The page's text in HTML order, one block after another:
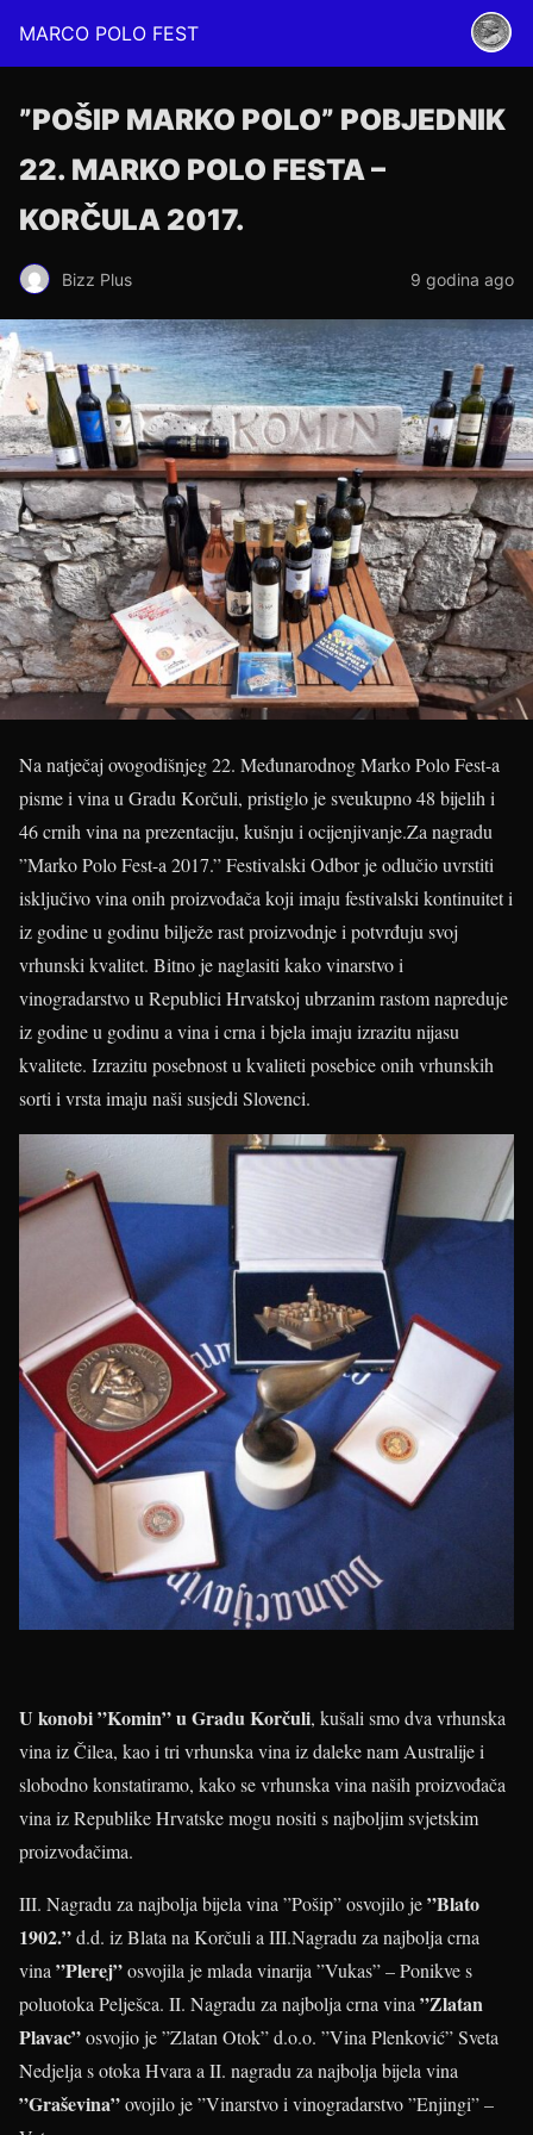
MARCO POLO FEST
”POŠIP MARKO POLO” POBJEDNIK
22. MARKO POLO FESTA –
KORČULA 2017.
Bizz Plus 9 godina ago
Na natječaj ovogodišnjeg 22. Međunarodnog Marko Polo Fest-a
pisme i vina u Gradu Korčuli, pristiglo je sveukupno 48 bijelih i
46 crnih vina na prezentaciju, kušnju i ocijenjivanje.Za nagradu
”Marko Polo Fest-a 2017.” Festivalski Odbor je odlučio uvrstiti
isključivo vina onih proizvođača koji imaju festivalski kontinuitet i
iz godine u godinu bilježe rast proizvodnje i potvrđuju svoj
vrhunski kvalitet. Bitno je naglasiti kako vinarstvo i
vinogradarstvo u Republici Hrvatskoj ubrzanim rastom napreduje
iz godine u godinu a vina i crna i bjela imaju izrazitu nijasu
kvalitete. Izrazitu posebnost u kvaliteti posebice onih vrhunskih
sorti i vrsta imaju naši susjedi Slovenci.
U konobi ”Komin” u Gradu Korčuli, kušali smo dva vrhunska
vina iz Čilea, kao i tri vrhunska vina iz daleke nam Australije i
slobodno konstatiramo, kako se vrhunska vina naših proizvođača
vina iz Republike Hrvatske mogu nositi s najboljim svjetskim
proizvođačima.
III. Nagradu za najbolja bijela vina ”Pošip” osvojilo je”Blato
1902.”d.d. iz Blata na Korčuli a III.Nagradu za najbolja crna
vina ”Plerej”osvojila je mlada vinarija ”Vukas” – Ponikve s
poluotoka Pelješca. II. Nagradu za najbolja crna vina ”Zlatan
Plavac”osvojio je ”Zlatan Otok” d.o.o. ”Vina Plenković” Sveta
Nedjelja s otoka Hvara a II. nagradu za najbolja bijela vina
”Graševina”ovojilo je ”Vinarstvo i vinogradarstvo ”Enjingi” –